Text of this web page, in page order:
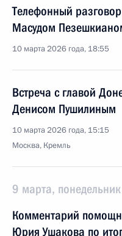
Телефонный
Масудом
10 марта 2026 года, 18:55
Встреча с главой
Денисом Пушилиным
10 марта 2026 года, 15:15
Москва, Кремль
9 марта, понедельник
Комментарий
Юрия Ушакова по